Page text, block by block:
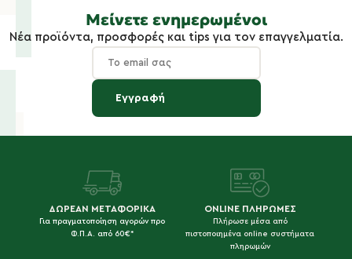
Μείνετε ενημερωμένοι
Νέα προϊόντα, προσφορές και tips για τον επαγγελματία.
Εγγραφή
ΔΩΡΕΑΝ ΜΕΤΑΦΟΡΙΚΑ
Για πραγματοποίηση αγορών προ
Φ.Π.Α. από 60€*
ONLINE ΠΛΗΡΩΜΕΣ
Πλήρωσε μέσα από
πιστοποιημένα online συστήματα
πληρωμών